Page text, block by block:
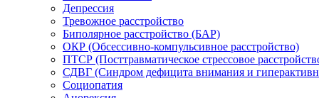
Депрессия
Тревожное расстройство
Биполярное расстройство (БАР)
ОКР (Обсессивно-компульсивное расстройство)
ПТСР (Посттравматическое стрессовое
СДВГ (Синдром дефицита внимания и
Социопатия